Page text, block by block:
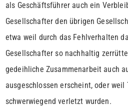
als Geschäftsführer auch ein
Gesellschafter den übrigen
etwa weil durch das Fehlverhalten
Gesellschafter so nachhaltig
gedeihliche Zusammenarbeit auch
ausgeschlossen erscheint, oder weil
schwerwiegend verletzt wurden.